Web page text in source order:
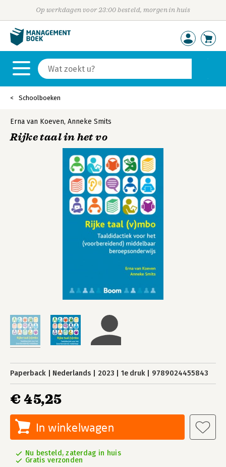
Op werkdagen voor 23:00 besteld, morgen in huis
Schoolboeken
Erna van Koeven, Anneke Smits
Rijke taal in het vo
Paperback Nederlands 2023 1e druk 9789024455843
€ 45,25
In winkelwagen
Nu besteld, zaterdag in huis
Gratis verzonden